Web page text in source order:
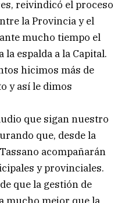
reivindicó el proceso
la Provincia y el
mucho tiempo el
espalda a la Capital.
hicimos más de
y así le dimos
que sigan nuestro
que, desde la
acompañarán
y provinciales.
que la gestión de